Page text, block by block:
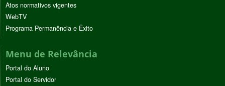
Atos normativos vigentes
WebTV
Programa Permanência e Êxito
Menu de Relevância
Portal do Aluno
Portal do Servidor